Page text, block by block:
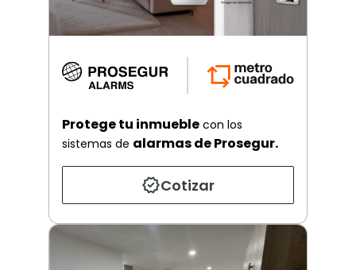
Protege tu inmueble con los
sistemas de alarmas de Prosegur.
Cotizar